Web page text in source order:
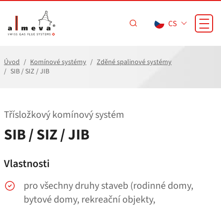
CS
Úvod Komínové systémy
Zděné spalinové systémy
SIB / SIZ / JIB
Třísložkový komínový systém
SIB / SIZ / JIB
Vlastnosti
pro všechny druhy staveb (rodinné domy,
bytové domy, rekreační objekty,